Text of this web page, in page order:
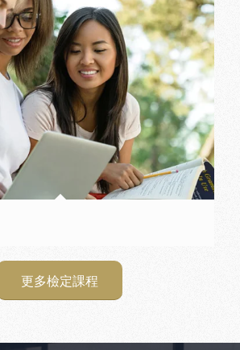
更多檢定課程